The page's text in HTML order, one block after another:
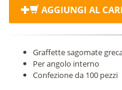
AGGIUNGI AL
Graffette sagomate
Per angolo interno
Confezione da 100 pezzi